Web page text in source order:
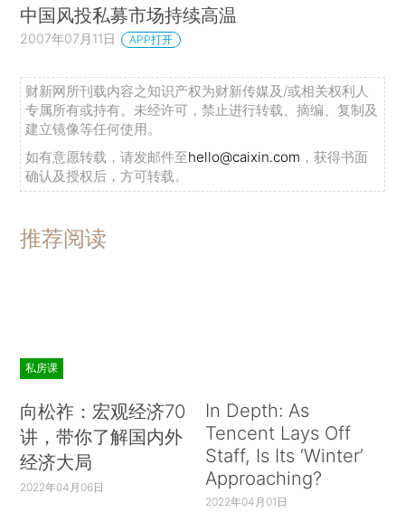
中国风投私募市场持续高温
2007年07月11日 APP打开
财新网所刊载内容之知识产权为财新传媒及/或相关权利人
专属所有或持有。未经许可，禁止进行转载、摘编、复制及
建立镜像等任何使用。
如有意愿转载，请发邮件至hello@caixin.com ，获得书面
确认及授权后，方可转载。
推荐阅读
私房课
向松祚：宏观经济70
讲，带你了解国内外
经济大局
2022年04月06日
In Depth: As
Tencent Lays Off
Staff, Is Its ‘Winter’
Approaching?
2022年04月01日